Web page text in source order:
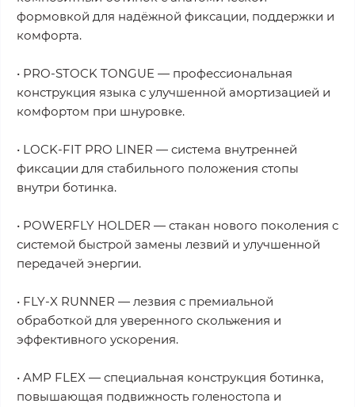
формовкой для надёжной фиксации, поддержки и
комфорта.
• PRO-STOCK TONGUE — профессиональная
конструкция языка с улучшенной амортизацией и
комфортом при шнуровке.
• LOCK-FIT PRO LINER — система внутренней
фиксации для стабильного положения стопы
внутри ботинка.
• POWERFLY HOLDER — стакан нового поколения с
системой быстрой замены лезвий и улучшенной
передачей энергии.
• FLY-X RUNNER — лезвия с премиальной
обработкой для уверенного скольжения и
эффективного ускорения.
• AMP FLEX — специальная конструкция ботинка,
повышающая подвижность голеностопа и